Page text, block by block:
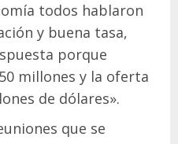
todos hablaron
y buena tasa,
porque
millones y la oferta
de dólares».
que se